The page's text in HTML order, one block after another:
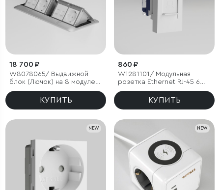
18 700 ₽
W8078065/ Выдвижной
блок (Лючок) на 8 модулей
(серебряный)
КУПИТЬ
860 ₽
W1281101/ Модульная
розетка Ethernet RJ-45 6
cat. 22,5*45 (белый)
КУПИТЬ
NEW NEW